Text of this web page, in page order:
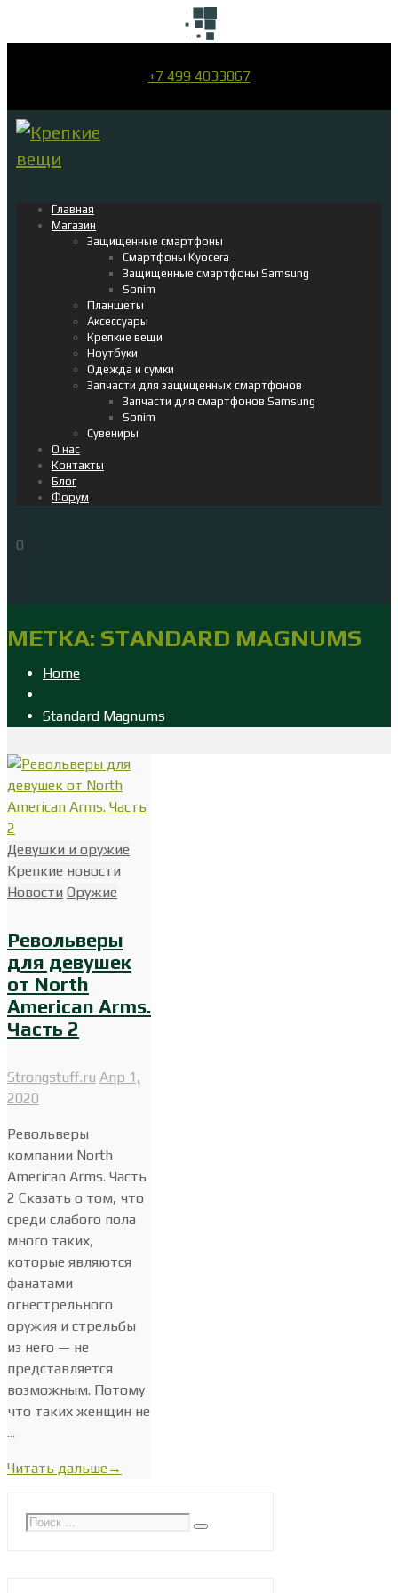
+7 499 4033867
Главная
Магазин
Защищенные смартфоны
Смартфоны Kyocera
Защищенные смартфоны Samsung
Sonim
Планшеты
Аксессуары
Крепкие вещи
Ноутбуки
Одежда и сумки
Запчасти для защищенных смартфонов
Запчасти для смартфонов Samsung
Sonim
Сувениры
О нас
Контакты
Блог
Форум
0
МЕТКА: STANDARD MAGNUMS
Home
Standard Magnums
Девушки и оружие
Крепкие новости
Новости Оружие
Револьверы
для девушек
от North
American Arms.
Часть 2
Strongstuff.ru Апр 1,
2020
Револьверы
компании North
American Arms. Часть
2 Сказать о том, что
среди слабого пола
много таких,
которые являются
фанатами
огнестрельного
оружия и стрельбы
из него — не
представляется
возможным. Потому
что таких женщин не
...
Читать дальше→